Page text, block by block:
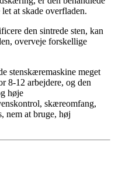
at skade overfladen.
den sintrede sten, kan
overveje forskellige
stenskæremaskine meget
8-12 arbejdere, og den
høje
skæreomfang,
nem at bruge, høj